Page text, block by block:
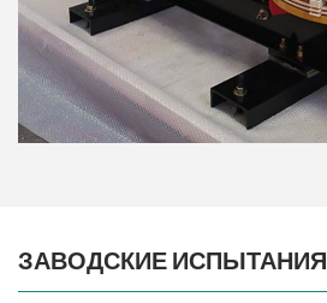
ЗАВОДСКИЕ ИСПЫТАНИЯ